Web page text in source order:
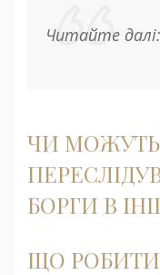
Читайте далі:
ЧИ
БОРГИ В
ЩО РОБИТИ